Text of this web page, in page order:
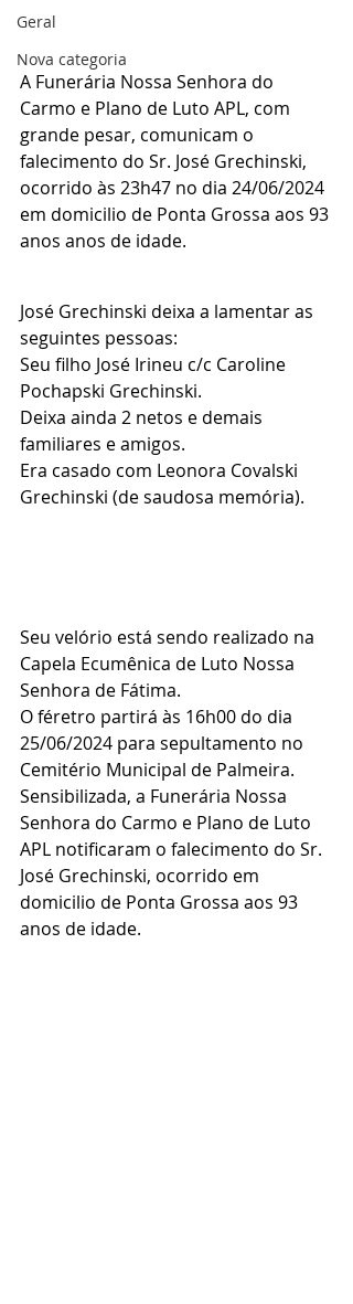
Geral
Nova categoria
A Funerária Nossa Senhora do
Carmo e Plano de Luto APL, com
grande pesar, comunicam o
falecimento do Sr. José Grechinski,
ocorrido às 23h47 no dia 24/06/2024
em domicilio de Ponta Grossa aos 93
anos anos de idade.
José Grechinski deixa a lamentar as
seguintes pessoas:
Seu filho José Irineu c/c Caroline
Pochapski Grechinski.
Deixa ainda 2 netos e demais
familiares e amigos.
Era casado com Leonora Covalski
Grechinski (de saudosa memória).
Seu velório está sendo realizado na
Capela Ecumênica de Luto Nossa
Senhora de Fátima.
O féretro partirá às 16h00 do dia
25/06/2024 para sepultamento no
Cemitério Municipal de Palmeira.
Sensibilizada, a Funerária Nossa
Senhora do Carmo e Plano de Luto
APL notificaram o falecimento do Sr.
José Grechinski, ocorrido em
domicilio de Ponta Grossa aos 93
anos de idade.